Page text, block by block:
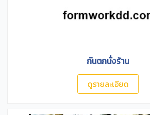
กันตกนั่งร้าน
ดูรายละเอียด